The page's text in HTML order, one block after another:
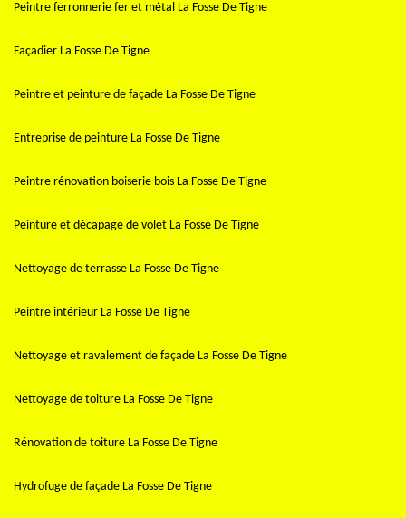
Peintre ferronnerie fer et métal La Fosse De Tigne
Façadier La Fosse De Tigne
Peintre et peinture de façade La Fosse De Tigne
Entreprise de peinture La Fosse De Tigne
Peintre rénovation boiserie bois La Fosse De Tigne
Peinture et décapage de volet La Fosse De Tigne
Nettoyage de terrasse La Fosse De Tigne
Peintre intérieur La Fosse De Tigne
Nettoyage et ravalement de façade La Fosse De Tigne
Nettoyage de toiture La Fosse De Tigne
Rénovation de toiture La Fosse De Tigne
Hydrofuge de façade La Fosse De Tigne